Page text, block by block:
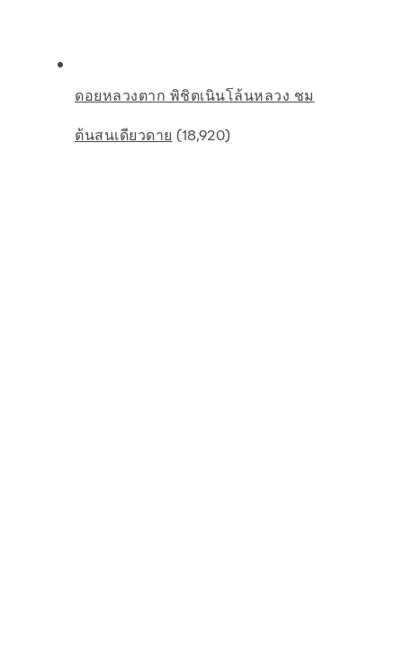
ดอยหลวงตาก พิชิตเนินโล้นหลวง ชม
ต้นสนเดียวดาย (18,920)